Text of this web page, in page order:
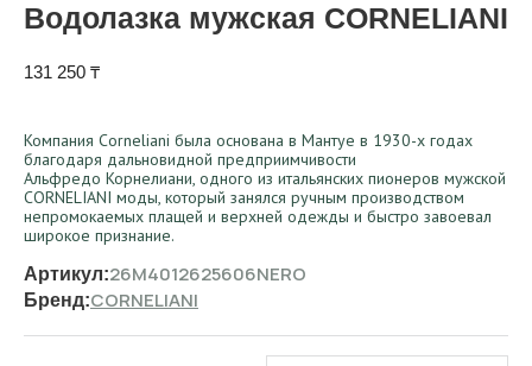
Водолазка мужская CORNELIANI
131 250 ₸
Компания Corneliani была основана в Мантуе в 1930-х годах
благодаря дальновидной предприимчивости
Альфредо Корнелиани, одного из итальянских пионеров мужской
CORNELIANI моды, который занялся ручным производством
непромокаемых плащей и верхней одежды и быстро завоевал
широкое признание.
Артикул:26M4012625606NERO
Бренд:CORNELIANI